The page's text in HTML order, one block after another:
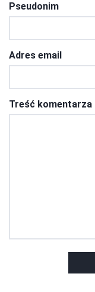
Pseudonim
Adres email
Treść komentarza